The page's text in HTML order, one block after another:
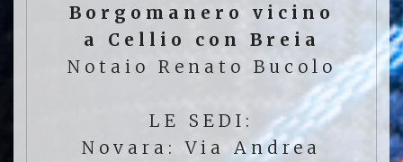
Borgomanero vicino
a Cellio con Breia
Notaio Renato Bucolo
LE SEDI:
Novara: Via Andrea